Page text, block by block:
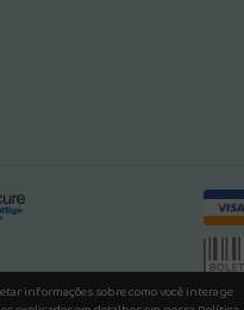
informações sobre como você interage